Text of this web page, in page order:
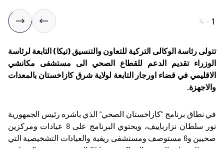
1
-
4
تتولى رئاسة الوكالى التركية للتعاون والتنسيق (تيكا) التابعة لرئاسة
الوزراء تقديم الدعم للقطاع الصحي الى مستشفى مكانشي
الاقليمي في قضاء اورجار التابعة لولاية شرق كازاخستان بالمعدات
والاجهزة.
في نطاق برنامج "كازاخستان الصحي" الذي باشره رئيس الجمهورية
نور سلطان نزارباييف، ويحتوي البرنامج على 8 عيادات ومركزين
صحيين و6 مستوصف ومستشفى ريفية والعيادات التشخيصية التي